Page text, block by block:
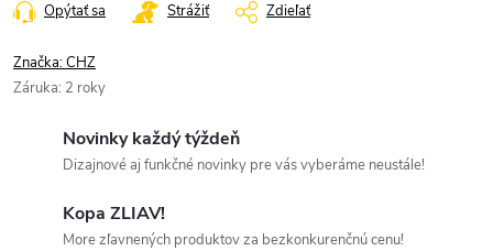
Opýtať sa Strážiť Zdieľať
Značka:CHZ
Záruka: 2 roky
Novinky každý týždeň
Dizajnové aj funkčné novinky pre vás vyberáme neustále!
Kopa ZLIAV!
More zľavnených produktov za bezkonkurenčnú cenu!